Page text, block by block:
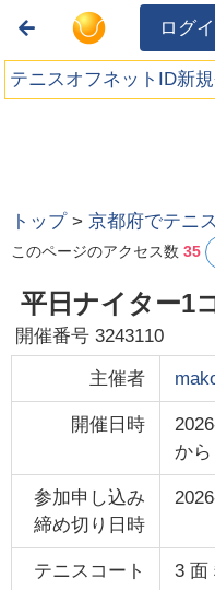
ログ
テニスオフネットID新
トップ >京都府でテニ
このページのアクセス数35
平日ナイター1
開催番号3243110
主催者
開催日時
から
参加申し込み
締め切り日時
テニスコート 3面